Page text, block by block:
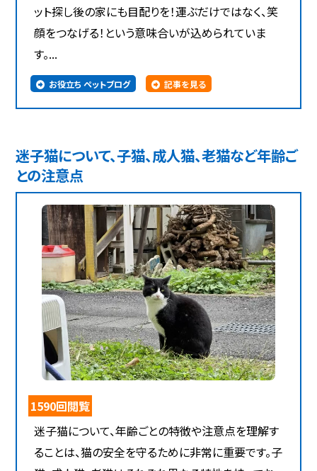
ット探し後の家にも目配りを！運ぶだけではなく、笑
顔をつなげる！という意味合いが込められていま
す。...
お役立ち ペットブログ 記事を見る
迷子猫について、子猫、成人猫、老猫など年齢ご
との注意点
1590回閲覧
迷子猫について、年齢ごとの特徴や注意点を理解す
ることは、猫の安全を守るために非常に重要です。子